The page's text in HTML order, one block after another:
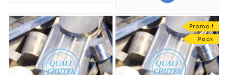
Promo !
Pack